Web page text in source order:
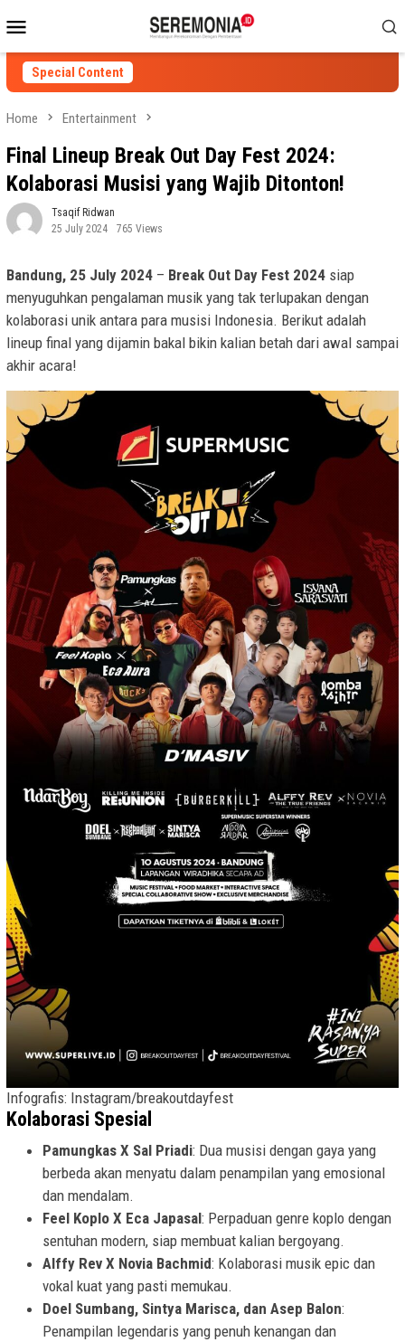
to
contentMenu
Special Content
Home Entertainment
Final Lineup Break Out Day Fest 2024:
Kolaborasi Musisi yang Wajib Ditonton!
Tsaqif Ridwan
25 July 2024
765 Views
Bandung, 25 July 2024 – Break Out Day Fest 2024 siap
menyuguhkan pengalaman musik yang tak terlupakan dengan
kolaborasi unik antara para musisi Indonesia. Berikut adalah
lineup final yang dijamin bakal bikin kalian betah dari awal sampai
akhir acara!
Infografis: Instagram/breakoutdayfest
Kolaborasi Spesial
Pamungkas X Sal Priadi: Dua musisi dengan gaya yang
berbeda akan menyatu dalam penampilan yang emosional
dan mendalam.
Feel Koplo X Eca Japasal: Perpaduan genre koplo dengan
sentuhan modern, siap membuat kalian bergoyang.
Alffy Rev X Novia Bachmid: Kolaborasi musik epic dan
vokal kuat yang pasti memukau.
Doel Sumbang, Sintya Marisca, dan Asep Balon:
Penampilan legendaris yang penuh kenangan dan